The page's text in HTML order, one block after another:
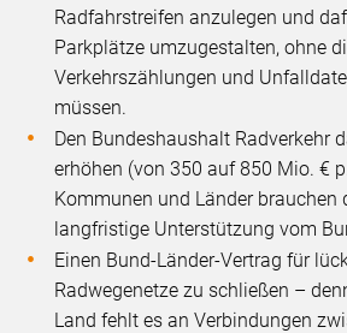
Radfahrstreifen anzulegen und
Parkplätze umzugestalten, ohne
Verkehrszählungen und
müssen.
Den Bundeshaushalt Radverkehr
erhöhen (von 350 auf 850 Mio. €
Kommunen und Länder brauchen
langfristige Unterstützung vom
Einen Bund-Länder-Vertrag für
Radwegenetze zu schließen –
Land fehlt es an Verbindungen